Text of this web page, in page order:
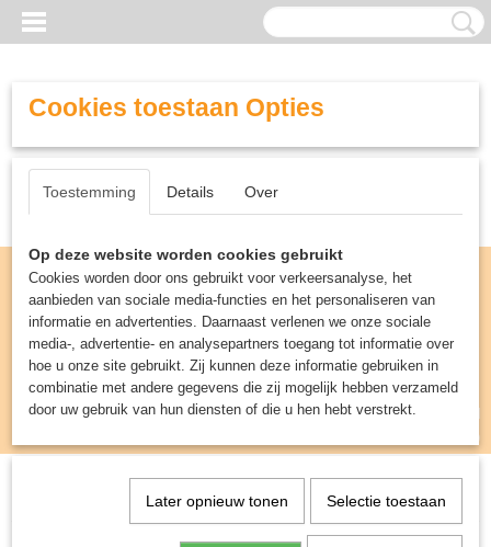
Inloggen Registreren
UW WINKELWAGEN
(0)
Ruilkaarten>Disney Lorcana
Cookies toestaan Opties
Toestemming Details Over
Op deze website worden cookies gebruikt
Cookies worden door ons gebruikt voor verkeersanalyse, het
aanbieden van sociale media-functies en het personaliseren van
informatie en advertenties. Daarnaast verlenen we onze sociale
media-, advertentie- en analysepartners toegang tot informatie over
hoe u onze site gebruikt. Zij kunnen deze informatie gebruiken in
combinatie met andere gegevens die zij mogelijk hebben verzameld
door uw gebruik van hun diensten of die u hen hebt verstrekt.
Later opnieuw tonen Selectie toestaan